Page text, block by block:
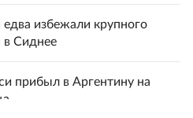
избежали крупного
в Сиднее
прибыл в Аргентину на